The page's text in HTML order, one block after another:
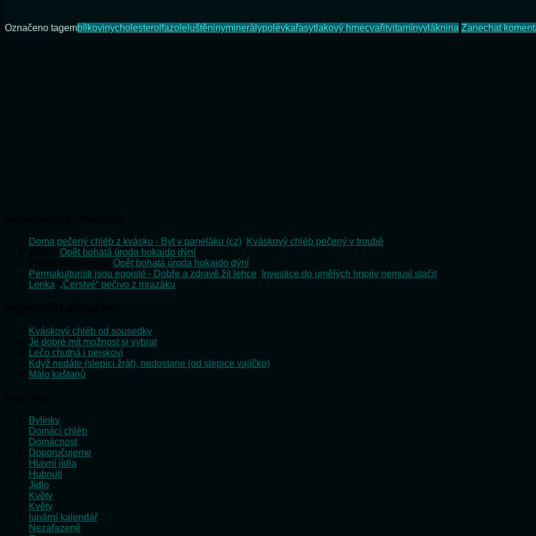
Označeno tagembílkovinycholesterolfazoleluštěninyminerálypolévkařasytlakový hrnecvařitvitamínyvláknina Zanechat
Doma pečený chléb z kvásku - Byt v paneláku (cz)
Kváskový chléb pečený v troubě
Opět bohatá úroda hokaido dýní
Opět bohatá úroda hokaido dýní
Permakulturisti jsou egoisté - Dobře a zdravě žít lehce
Investice do umělých hnojiv nemusí stačit
Lenka „Čerstvé“ pečivo z mrazáku
Kváskový chléb od sousedky
Je dobré mít možnost si vybrat
Lečo chutná i pejskovi
Když nedáte (slepici žrát), nedostane (od slepice vajíčko)
Málo kaštanů
Bylinky
Domácí chléb
Domácnost
Doporučujeme
Hlavní jídla
Hubnutí
Jídlo
Květy
Květy
lunární kalendář
Nezařazené